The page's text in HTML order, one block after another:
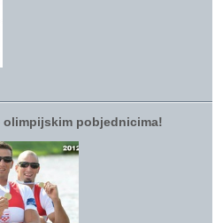
olimpijskim pobjednicima!